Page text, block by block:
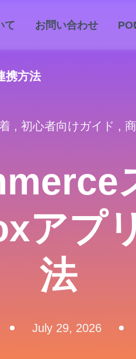
て お問い合わせ
携方法
, 初心者向けガイド ,
アプ
法
July 29, 2026